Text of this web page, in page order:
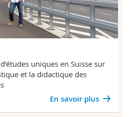
uniques en Suisse sur
et la didactique des
En savoir plus